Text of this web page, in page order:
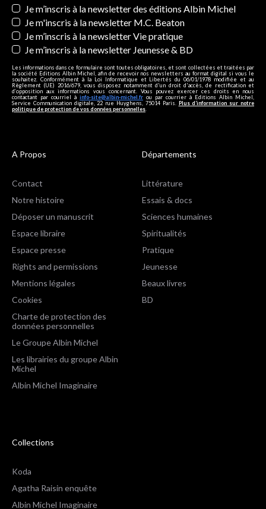
Newsletters
Je m’inscris à la newsletter des éditions Albin Michel
Je m'inscris à la newsletter M.C. Beaton
Je m’inscris à la newsletter Vie pratique
Je m’inscris à la newsletter Jeunesse & BD
Les informations dans ce formulaire sont toutes obligatoires, et sont collectées et traitées par
la société Editions Albin Michel, afin de recevoir nos newsletters au format digital si vous le
souhaitez. Conformément à la Loi Informatique et Libertés du 06/01/1978 modifiée et au
Règlement (UE) 2016/679, vous disposez notamment d'un droit d'accès, de rectification et
d’opposition aux informations vous concernant. Vous pouvez exercer ces droits en nous
contactant par courriel à info-site@albin-michel.fr ou par courrier à Editions Albin Michel,
Service Communication digitale, 22 rue Huyghens, 75014 Paris. Plus d’information sur notre
politique de protection de vos données personnelles
A Propos
Contact
Notre histoire
Déposer un manuscrit
Espace libraire
Espace presse
Rights and permissions
Mentions légales
Cookies
Charte de protection des
données personnelles
Le Groupe Albin Michel
Les librairies du groupe Albin
Michel
Albin Michel Imaginaire
Départements
Littérature
Essais & docs
Sciences humaines
Spiritualités
Pratique
Jeunesse
Beaux livres
BD
Collections
Koda
Agatha Raisin enquête
Albin Michel Imaginaire